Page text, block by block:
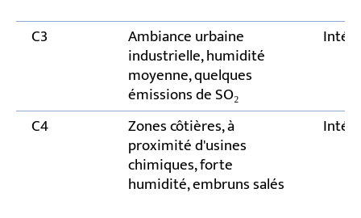
C3 Ambiance urbaine
industrielle, humidité
moyenne, quelques
émissions de SO₂
C4 Zones côtières, à
proximité d'usines
chimiques, forte
humidité, embruns salés